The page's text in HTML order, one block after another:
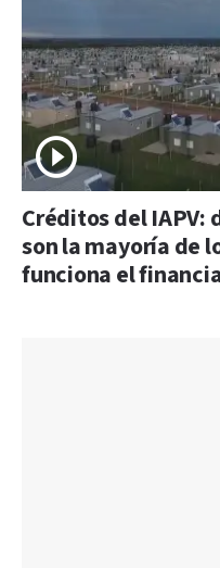
Créditos del IAPV:
son la mayoría de
funciona el